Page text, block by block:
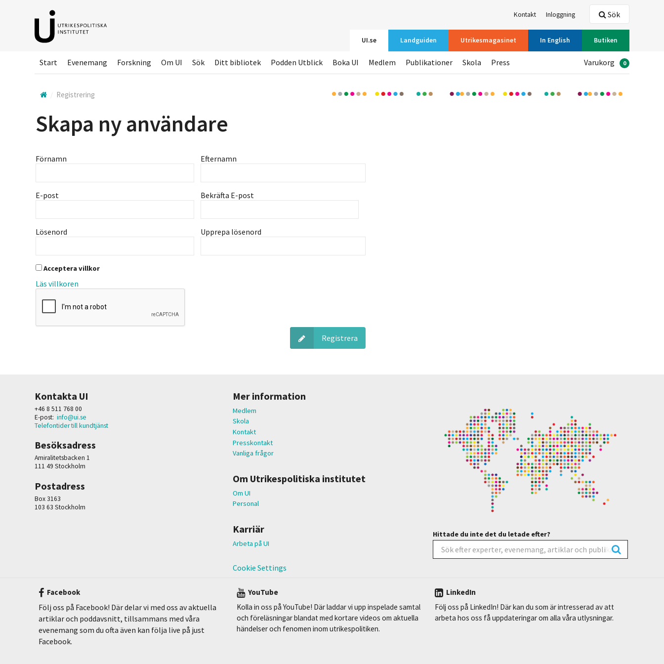
Kontakt Inloggning
UI.se Landguiden Utrikesmagasinet In English Butiken
Sök
Start Evenemang Forskning Om UI Sök Ditt bibliotek Podden Utblick Boka UI Medlem Publikationer Skola Press Varukorg 0
Registrering
Skapa ny användare
Förnamn Efternamn
E-post Bekräfta E-post
Lösenord Upprepa lösenord
Acceptera villkor
Läs villkoren
Registrera
Kontakta UI
+46 8 511 768 00
E-post: info@ui.se
Telefontider till kundtjänst
Besöksadress
Amiralitetsbacken 1
111 49 Stockholm
Postadress
Box 3163
103 63 Stockholm
Mer information
Medlem
Skola
Kontakt
Presskontakt
Vanliga frågor
Om Utrikespolitiska institutet
Om UI
Personal
Karriär
Arbeta på UI
Cookie Settings
Hittade du inte det du letade efter?
Facebook
Följ oss på Facebook! Där delar vi med oss av aktuella
artiklar och poddavsnitt, tillsammans med våra
evenemang som du ofta även kan följa live på just
Facebook.
YouTube
Kolla in oss på YouTube! Där laddar vi upp inspelade samtal
och föreläsningar blandat med kortare videos om aktuella
händelser och fenomen inom utrikespolitiken.
LinkedIn
Följ oss på LinkedIn! Där kan du som är intresserad av att
arbeta hos oss få uppdateringar om alla våra utlysningar.